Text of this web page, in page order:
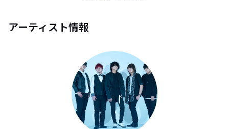
アーティスト情報